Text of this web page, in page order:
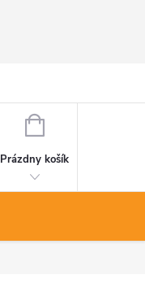
NÁKUPNÝ
Prázdny košík